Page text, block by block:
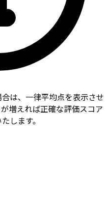
は、一律平均点を表示させ
増えれば正確な評価スコア
します。